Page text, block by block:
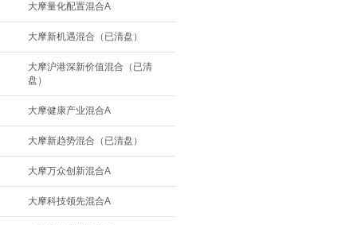
大摩量化配置混合A
大摩新机遇混合（已清盘）
大摩沪港深新价值混合（已清
盘）
大摩健康产业混合A
大摩新趋势混合（已清盘）
大摩万众创新混合A
大摩科技领先混合A